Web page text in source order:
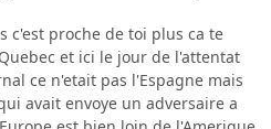
c'est proche de toi plus ca te
et ici le jour de l'attentat
ce n'etait pas l'Espagne mais
avait envoye un adversaire a